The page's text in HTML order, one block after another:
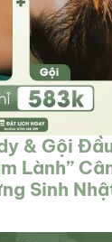
& Gội
Lành”
Sinh